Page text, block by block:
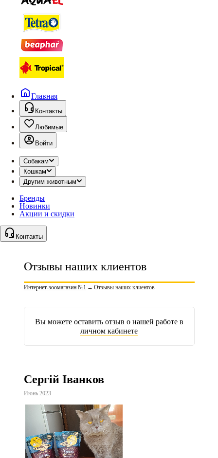
Главная
Контакты
Любимые
Войти
Собакам
Кошкам
Другим животным
Бренды
Новинки
Акции и скидки
Контакты
Отзывы наших клиентов
Интернет-зоомагазин №1 → Отзывы наших клиентов
Вы можете оставить отзыв о нашей работе в
личном кабинете
Сергій Іванков
Июнь 2023